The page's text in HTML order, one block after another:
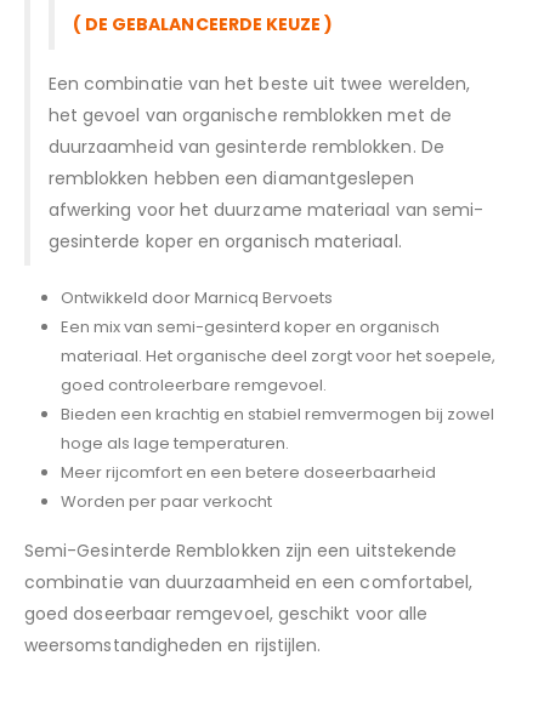
( DE GEBALANCEERDE KEUZE )
Een combinatie van het beste uit twee werelden,
het gevoel van organische remblokken met de
duurzaamheid van gesinterde remblokken. De
remblokken hebben een diamantgeslepen
afwerking voor het duurzame materiaal van semi-
gesinterde koper en organisch materiaal.
Ontwikkeld door Marnicq Bervoets
Een mix van semi-gesinterd koper en organisch
materiaal. Het organische deel zorgt voor het soepele,
goed controleerbare remgevoel.
Bieden een krachtig en stabiel remvermogen bij zowel
hoge als lage temperaturen.
Meer rijcomfort en een betere doseerbaarheid
Worden per paar verkocht
Semi-Gesinterde Remblokken zijn een uitstekende
combinatie van duurzaamheid en een comfortabel,
goed doseerbaar remgevoel, geschikt voor alle
weersomstandigheden en rijstijlen.